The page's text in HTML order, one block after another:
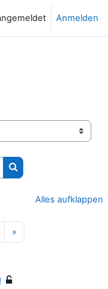
Anmelden
Kurse suchen
Alles aufklappen
3
»Nächste Seite